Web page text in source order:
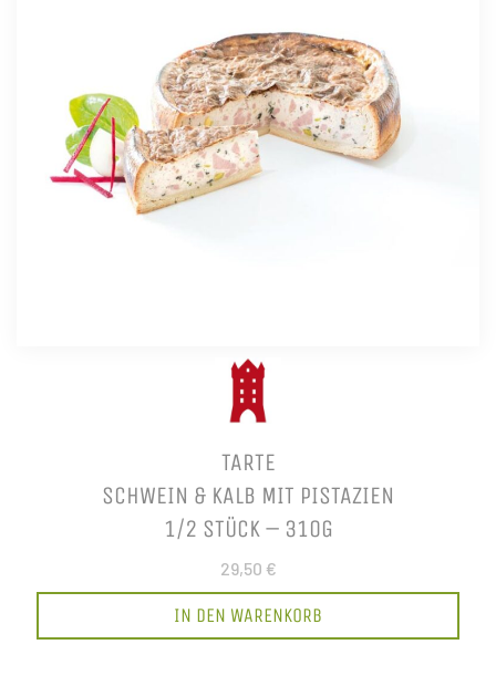
TARTE
SCHWEIN & KALB MIT PISTAZIEN
1/2 STÜCK – 310G
29,50 €
IN DEN WARENKORB